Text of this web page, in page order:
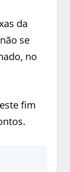
da
se
no
fim